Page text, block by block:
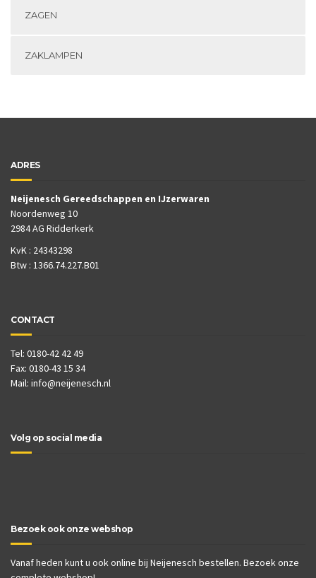
ZAGEN
ZAKLAMPEN
ADRES
Neijenesch Gereedschappen en IJzerwaren
Noordenweg 10
2984 AG Ridderkerk
KvK : 24343298
Btw : 1366.74.227.B01
CONTACT
Tel: 0180-42 42 49
Fax: 0180-43 15 34
Mail: info@neijenesch.nl
Volg op social media
Bezoek ook onze webshop
Vanaf heden kunt u ook online bij Neijenesch bestellen. Bezoek onze